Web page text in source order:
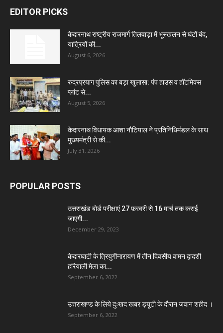
EDITOR PICKS
केदारनाथ राष्ट्रीय राजमार्ग तिलवाड़ा में भूस्खलन से घंटों बंद,
यात्रियों की...
August 6, 2026
रुद्रप्रयाग पुलिस का बड़ा खुलासा: पंप हाउस व हॉटमिक्स
प्लांट से...
August 5, 2026
केदारनाथ विधायक आशा नौटियाल ने प्रतिनिधिमंडल के साथ
मुख्यमंत्री से की...
July 31, 2026
POPULAR POSTS
उत्तराखंड बोर्ड परीक्षाएं 27 फ़रवरी से 16 मार्च तक कराई
जाएगी...
December 29, 2023
केदारघाटी के त्रियुगीनारायण में तीन दिवसीय वामन द्वादशी
हरियाली मेला का...
September 6, 2022
उत्तराखण्ड के लिये दुःखद खबर ड्यूटी के दौरान जवान शहीद ।
September 6, 2022